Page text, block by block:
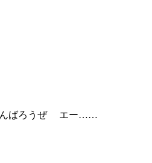
がんばろうぜ エー……